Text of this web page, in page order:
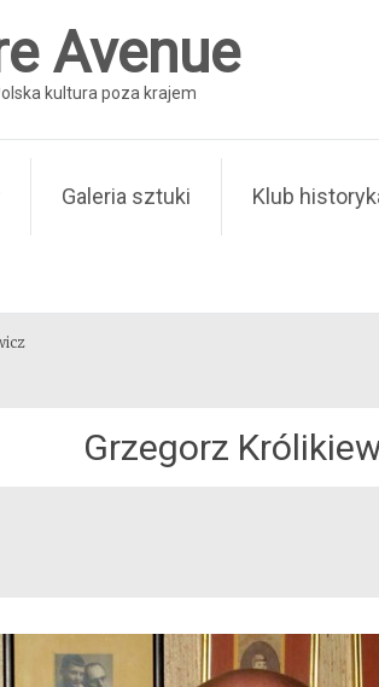
Avenue
kultura poza krajem
Galeria sztuki Klub
Grzegorz